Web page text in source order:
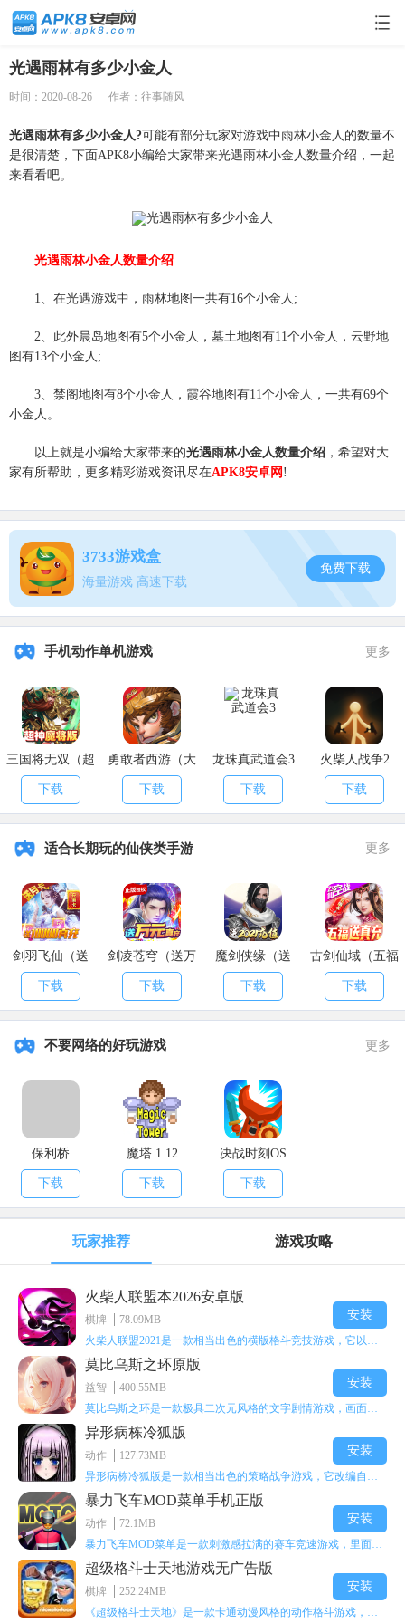
光遇雨林有多少小金人
时间：2020-08-26 作者：往事随风
光遇雨林有多少小金人?可能有部分玩家对游戏中雨林小金人的数量不
是很清楚，下面APK8小编给大家带来光遇雨林小金人数量介绍，一起
来看看吧。
光遇雨林小金人数量介绍
1、在光遇游戏中，雨林地图一共有16个小金人;
2、此外晨岛地图有5个小金人，墓土地图有11个小金人，云野地
图有13个小金人;
3、禁阁地图有8个小金人，霞谷地图有11个小金人，一共有69个
小金人。
以上就是小编给大家带来的光遇雨林小金人数量介绍 ，希望对大
家有所帮助，更多精彩游戏资讯尽在APK8安卓网 !
3733游戏盒
海量游戏 高速下载
免费下载
手机动作单机游戏 更多
三国将无双（超
神魔将版）
下载
勇敢者西游（大
乱斗）
下载
龙珠真武道会3
下载
火柴人战争2
下载
适合长期玩的仙侠类手游 更多
剑羽飞仙（送
10000真充）
下载
剑凌苍穹（送万
元真充）
下载
魔剑侠缘（送
2021充值）
下载
古剑仙域（五福
送真充）
下载
不要网络的好玩游戏 更多
保利桥
下载
魔塔 1.12
下载
决战时刻OS
下载
玩家推荐 游戏攻略
火柴人联盟本2026安卓版
棋牌
78.09MB
火柴人联盟2021是一款相当出色的横版格斗竞技游戏，它以火柴人形象高度还原了知名端游《英雄联盟》里的众多英雄。玩家能够自由挑选两名火柴人英雄开启自己的战斗秀，这里有着炫酷的技能特效和一流的打击感，感兴趣的话就快来体验火柴人联盟2021吧！
安装
莫比乌斯之环原版
益智
400.55MB
莫比乌斯之环是一款极具二次元风格的文字剧情游戏，画面达到动画级别的视觉效果，玩家将帮助游戏中的二次元少女达成心愿，感兴趣的玩家不妨来体验一下这款游戏！
安装
异形病栋冷狐版
动作
127.73MB
异形病栋冷狐版是一款相当出色的策略战争游戏，它改编自同名电影。玩家会进入一座遍布未知与恐惧的废弃病楼，探寻里面的秘密，揭开潜藏在黑暗里的真相。在游戏过程中，玩家要收集线索和道具，破解各种谜团，还要躲避或者对抗怪物。这款游戏支持中文字幕，能带来沉浸式的恐怖体验，很适合喜爱恐怖解谜的玩家。
安装
暴力飞车MOD菜单手机正版
动作
72.1MB
暴力飞车MOD菜单是一款刺激感拉满的赛车竞速游戏，里面有海量顶级超跑等着玩家去解锁和驾驶。游戏还加入了充满悬念的隐藏宝箱系统，打开宝箱能获得稀有道具、性能强化组件和特殊奖励，这些都能大大提高通关效率和竞技优势，玩起来紧张又爽快，沉浸感特别强。
安装
超级格斗士天地游戏无广告版
棋牌
252.24MB
《超级格斗士天地》是一款卡通动漫风格的动作格斗游戏，能瞬间点燃你的格斗激情，让你迅速热血沸腾。游戏里有海绵宝宝、超能小子、幻影丹尼等众多热门角色可供挑选，趣味性拉满，玩起来容易上瘾，绝对是打发无聊时光的绝佳选择。对这款游戏感兴趣的朋友，欢迎来天尚站体验~
安装